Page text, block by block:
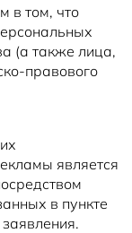
в том, что
(а также лица,
правового
является
в пункте